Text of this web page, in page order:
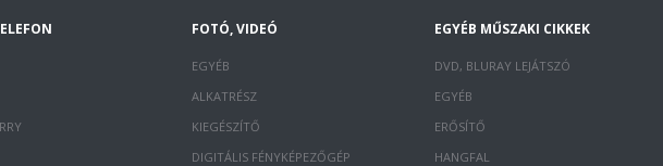
FOTÓ, VIDEÓ
EGYÉB
ALKATRÉSZ
KIEGÉSZÍTŐ
DIGITÁLIS FÉNYKÉPEZŐGÉP
EGYÉB MŰSZAKI CIKKEK
DVD, BLURAY LEJÁTSZÓ
EGYÉB
ERŐSÍTŐ
HANGFAL